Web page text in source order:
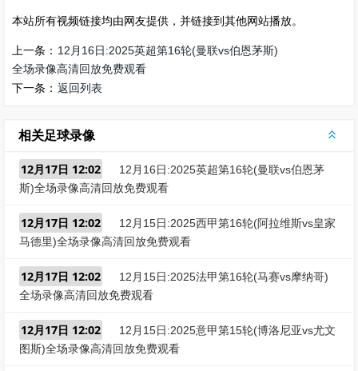
本站所有视频链接均由网友提供，并链接到其他网站播放。
上一条： 12月16日:2025英超第16轮(曼联vs伯恩茅斯)
全场录像高清回放免费观看
下一条： 返回列表
相关足球录像
12月17日 12:02
12月16日:2025英超第16轮(曼联vs伯恩茅
斯)全场录像高清回放免费观看
12月17日 12:02
12月15日:2025西甲第16轮(阿拉维斯vs皇家
马德里)全场录像高清回放免费观看
12月17日 12:02
12月15日:2025法甲第16轮(马赛vs摩纳哥)
全场录像高清回放免费观看
12月17日 12:02
12月15日:2025意甲第15轮(博洛尼亚vs尤文
图斯)全场录像高清回放免费观看